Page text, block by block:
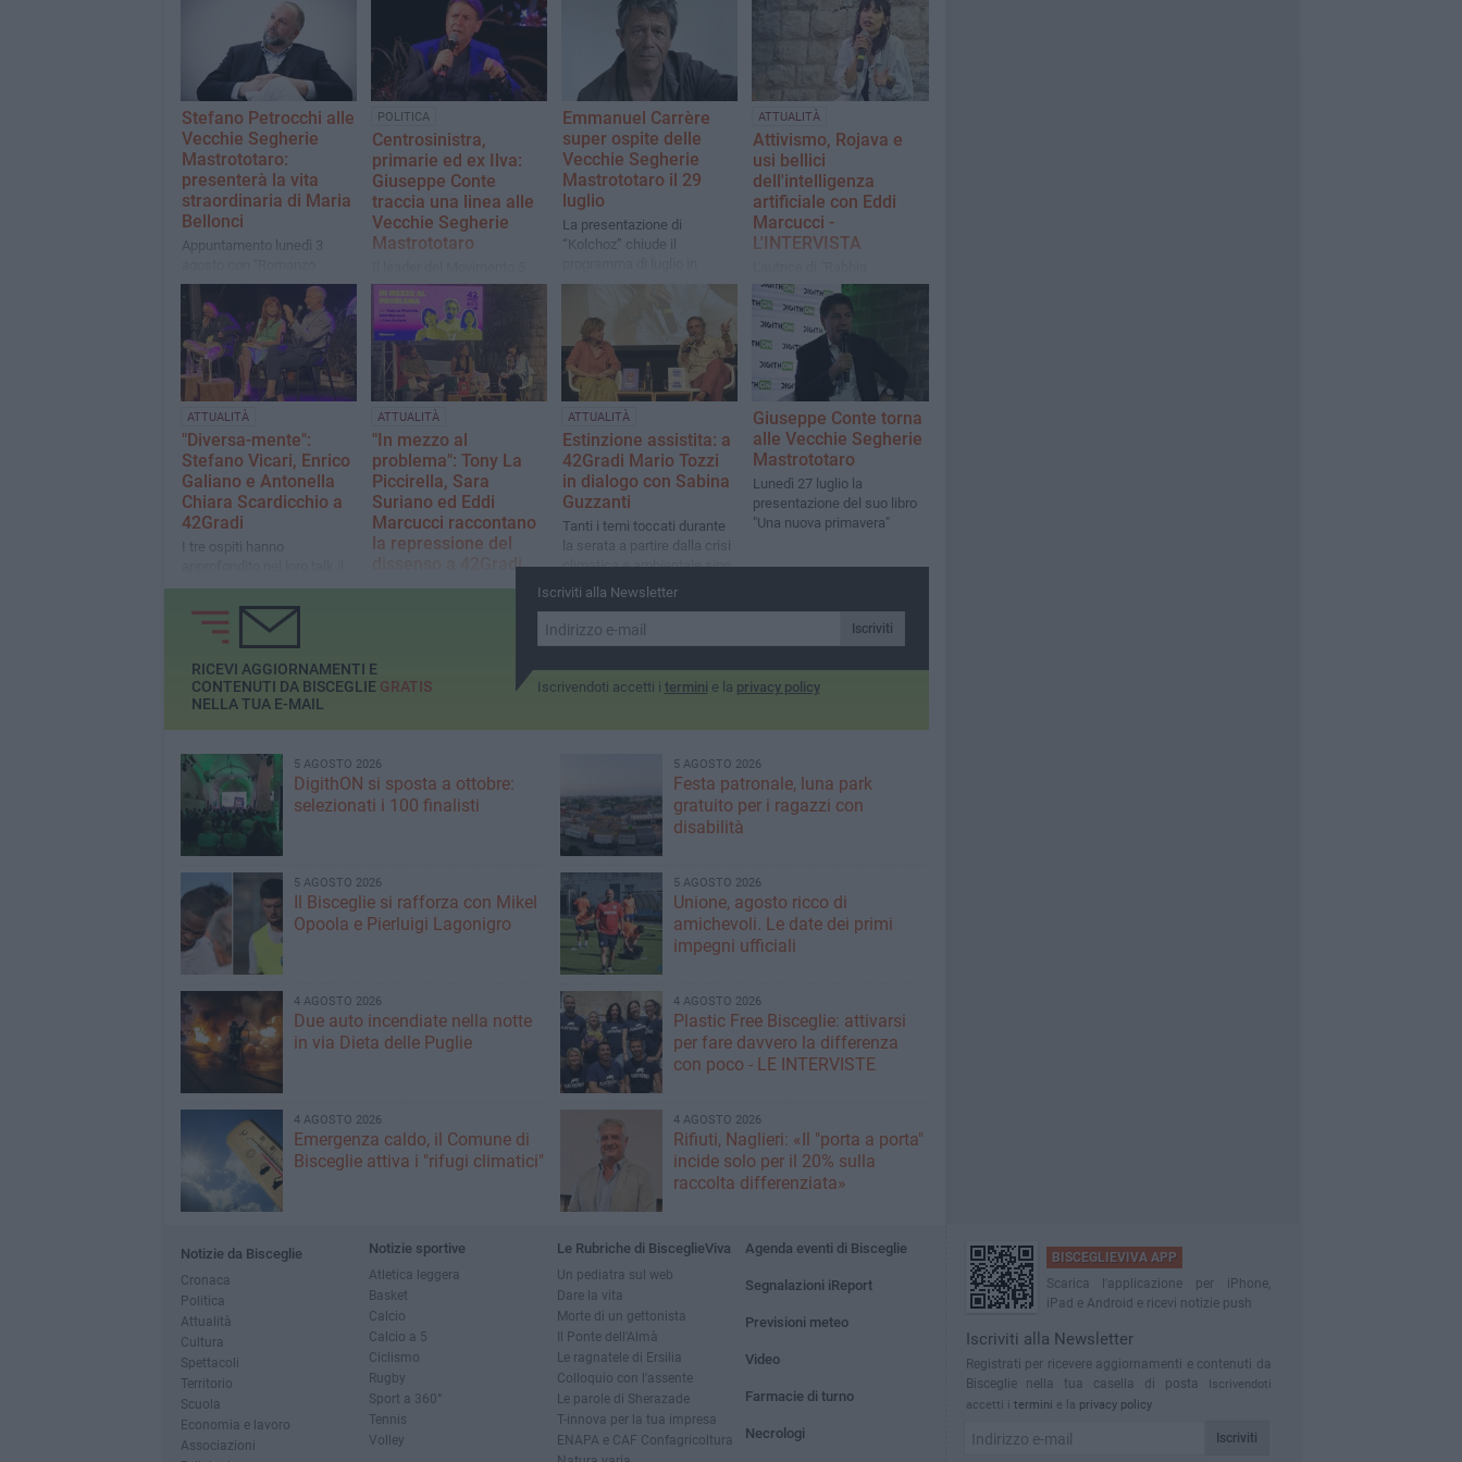
Stefano Petrocchi alle
Vecchie Segherie
Mastrototaro:
presenterà la vita
straordinaria di Maria
Bellonci
Appuntamento lunedì 3
privato"
POLITICA
Centrosinistra,
primarie ed ex Ilva:
Giuseppe Conte
traccia una linea alle
Vecchie Segherie
Mastrototaro
Stelle torna a Bisceglie in
occasione della
presentazione del suo libro
"Una nuova primavera"
Emmanuel Carrère
super ospite delle
Vecchie Segherie
Mastrototaro il 29
luglio
La presentazione di
“Kolchoz” chiude il
libreria
ATTUALITÀ
Attivismo, Rojava e
usi bellici
dell'intelligenza
artificiale con Eddi
Marcucci -
L'INTERVISTA
proteggimi" è stata ospite
della rassegna 42Gradi
presso le Vecchie Segherie
Mastrototaro
ATTUALITÀ
"Diversa-mente":
Stefano Vicari, Enrico
Galiano e Antonella
Chiara Scardicchio a
42Gradi
​I tre ospiti hanno
valore della diversità
rispetto alla "normalità" vista
come standard
ATTUALITÀ
"In mezzo al
problema": Tony La
Piccirella, Sara
Suriano ed Eddi
Marcucci raccontano
la repressione del
dissenso a 42Gradi
L'esperienza con la Global
toccati durante la serata
ATTUALITÀ
Estinzione assistita: a
42Gradi Mario Tozzi
in dialogo con Sabina
Guzzanti
​Tanti i temi toccati durante
la serata a partire dalla crisi
climatica e ambientale sino
a questioni di attualità
Giuseppe Conte torna
alle Vecchie Segherie
Mastrototaro
Lunedì 27 luglio la
presentazione del suo libro
"Una nuova primavera"
Iscriviti alla Newsletter
Iscriviti
Iscrivendoti accetti i termini e la privacy policy
RICEVI AGGIORNAMENTI E
CONTENUTI DA BISCEGLIE GRATIS
NELLA TUA E-MAIL
5 AGOSTO 2026
DigithON si sposta a ottobre:
selezionati i 100 finalisti
5 AGOSTO 2026
Festa patronale, luna park
gratuito per i ragazzi con
disabilità
5 AGOSTO 2026
Il Bisceglie si rafforza con Mikel
Opoola e Pierluigi Lagonigro
5 AGOSTO 2026
Unione, agosto ricco di
amichevoli. Le date dei primi
impegni ufficiali
4 AGOSTO 2026
Due auto incendiate nella notte
in via Dieta delle Puglie
4 AGOSTO 2026
Plastic Free Bisceglie: attivarsi
per fare davvero la differenza
con poco - LE INTERVISTE
4 AGOSTO 2026
Emergenza caldo, il Comune di
Bisceglie attiva i "rifugi climatici"
4 AGOSTO 2026
Rifiuti, Naglieri: «Il "porta a porta"
incide solo per il 20% sulla
raccolta differenziata»
Notizie da Bisceglie
Cronaca
Politica
Attualità
Cultura
Spettacoli
Territorio
Scuola
Economia e lavoro
Associazioni
Notizie sportive
Atletica leggera
Basket
Calcio
Calcio a 5
Ciclismo
Rugby
Sport a 360°
Tennis
Volley
Le Rubriche di BisceglieViva
Un pediatra sul web
Dare la vita
Morte di un gettonista
Il Ponte dell'Almà
Le ragnatele di Ersilia
Colloquio con l'assente
Le parole di Sherazade
T-innova per la tua impresa
ENAPA e CAF Confagricoltura
Agenda eventi di Bisceglie
Segnalazioni iReport
Previsioni meteo
Video
Farmacie di turno
Necrologi
BISCEGLIEVIVA APP
Scarica l'applicazione per iPhone,
iPad e Android e ricevi notizie push
Iscriviti alla Newsletter
Registrati per ricevere aggiornamenti e contenuti da
Bisceglie nella tua casella di posta
Iscrivendoti
accetti i termini e la privacy policy
Iscriviti